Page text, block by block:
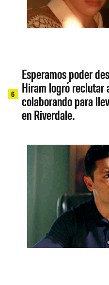
6
Esperamos poder
Hiram logró reclutar
colaborando para
en Riverdale.